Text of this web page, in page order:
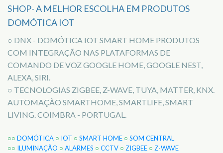
SHOP- A MELHOR ESCOLHA EM PRODUTOS
DOMÓTICA IOT
○ DNX - DOMÓTICA IOT SMART HOME PRODUTOS
COM INTEGRAÇÃO NAS PLATAFORMAS DE
COMANDO DE VOZ GOOGLE HOME, GOOGLE NEST,
ALEXA, SIRI.
○ TECNOLOGIAS ZIGBEE, Z-WAVE, TUYA, MATTER, KNX.
AUTOMAÇÃO SMARTHOME, SMARTLIFE, SMART
LIVING. COIMBRA - PORTUGAL.
○○ DOMÓTICA ○ IOT ○ SMART HOME ○ SOM CENTRAL
○○ ILUMINAÇÃO ○ ALARMES ○ CCTV ○ ZIGBEE ○ Z-WAVE